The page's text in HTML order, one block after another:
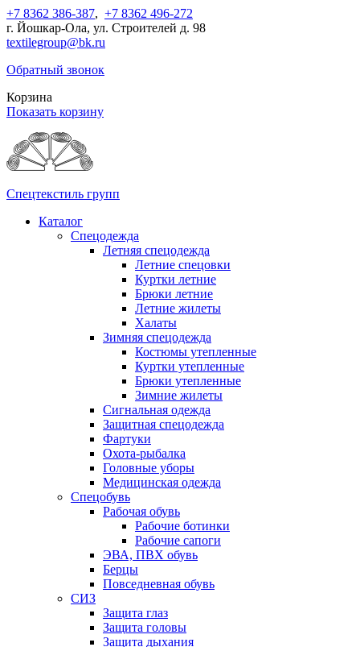
+7 8362 386-387, +7 8362 496-272
г. Йошкар-Ола, ул. Строителей д. 98
textilegroup@bk.ru
Обратный звонок
Корзина
Показать корзину
Спецтекстиль групп
Каталог
Спецодежда
Летняя спецодежда
Летние спецовки
Куртки летние
Брюки летние
Летние жилеты
Халаты
Зимняя спецодежда
Костюмы утепленные
Куртки утепленные
Брюки утепленные
Зимние жилеты
Сигнальная одежда
Защитная спецодежда
Фартуки
Охота-рыбалка
Головные уборы
Медицинская одежда
Спецобувь
Рабочая обувь
Рабочие ботинки
Рабочие сапоги
ЭВА, ПВХ обувь
Берцы
Повседневная обувь
СИЗ
Защита глаз
Защита головы
Защита дыхания